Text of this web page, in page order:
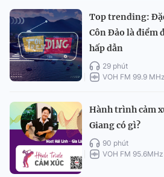
Top trending:
Côn Đảo là điểm
hấp dẫn
29 phút
VOH FM 99.9 MHz
Hành trình cảm
Giang có gì?
90 phút
VOH FM 95.6MHz